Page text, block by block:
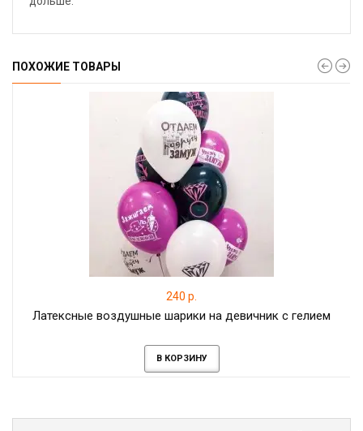
ПОХОЖИЕ ТОВАРЫ
240 р.
Латексные воздушные шарики на девичник с гелием
В КОРЗИНУ